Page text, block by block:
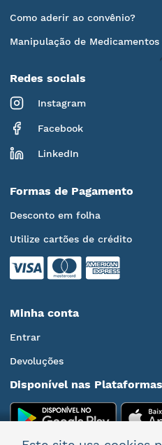
Como aderir ao convênio?
Manipulação de Medicamentos
Redes sociais
Instagram
Facebook
LinkedIn
Formas de Pagamento
Desconto em folha
Utilize cartões de crédito
Minha conta
Entrar
Devoluções
Disponível nas Plataformas